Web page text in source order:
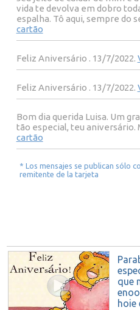
vida te devolva em dobro
espalha. Tô aqui, sempre do
cartão
Feliz Aniversário . 13/7/2022.
Feliz Aniversário . 13/7/2022.
Bom dia querida Luisa. Um
tão especial, teu aniversário.
cartão
* Los mensajes se publican sólo
remitente de la tarjeta
que
hoje